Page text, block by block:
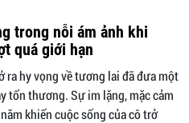
trong nỗi ám ảnh khi
quá giới hạn
hy vọng về tương lai đã đưa một
tổn thương. Sự im lặng, mặc cảm
khiến cuộc sống của cô trở